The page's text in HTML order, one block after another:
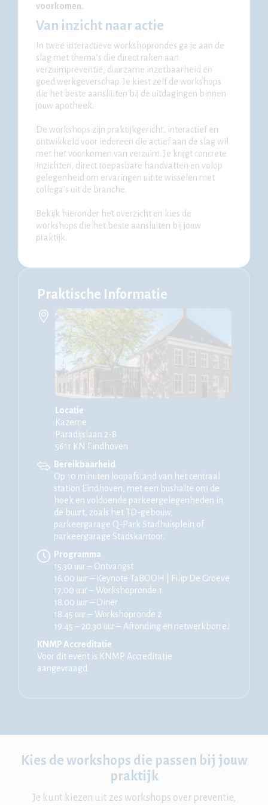
voorkomen.
Van inzicht naar actie
In twee interactieve workshoprondes ga je aan de
slag met thema’s die direct raken aan
verzuimpreventie, duurzame inzetbaarheid en
goed werkgeverschap. Je kiest zelf de workshops
die het beste aansluiten bij de uitdagingen binnen
jouw apotheek.
De workshops zijn praktijkgericht, interactief en
ontwikkeld voor iedereen die actief aan de slag wil
met het voorkomen van verzuim. Je krijgt concrete
inzichten, direct toepasbare handvatten en volop
gelegenheid om ervaringen uit te wisselen met
collega's uit de branche.
Bekijk hieronder het overzicht en kies de
workshops die het beste aansluiten bij jouw
praktijk.
Praktische Informatie
Locatie
Kazerne
Paradijslaan 2-8
5611 KN Eindhoven
Bereikbaarheid
Op 10 minuten loopafstand van het centraal
station Eindhoven, met een bushalte om de
hoek en voldoende parkeergelegenheden in
de buurt, zoals het TD-gebouw,
parkeergarage Q-Park Stadhuisplein of
parkeergarage Stadskantoor.
Programma
15.30 uur – Ontvangst
16.00 uur – Keynote TaBOOH | Filip De Groeve
17.00 uur – Workshopronde 1
18.00 uur – Diner
18.45 uur – Workshopronde 2
19.45 – 20.30 uur – Afronding en netwerkborrel
KNMP Accreditatie
Voor dit event is KNMP Accreditatie
aangevraagd
Kies de workshops die passen bij jouw
praktijk
Je kunt kiezen uit zes workshops over preventie,